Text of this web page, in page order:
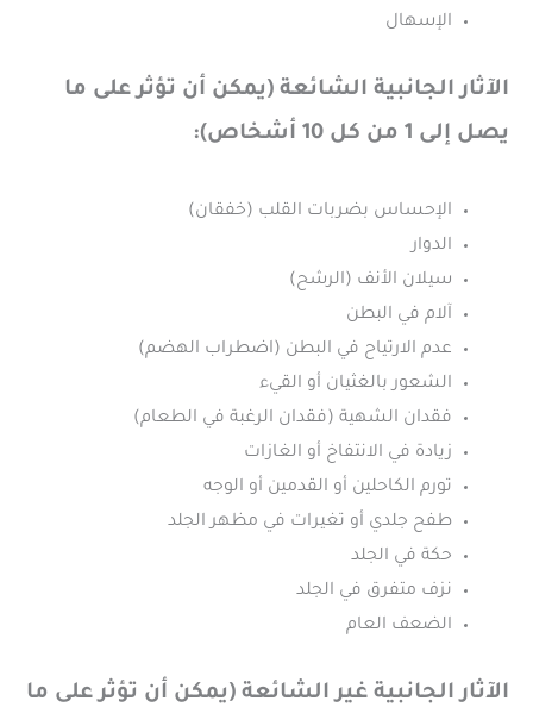
الإسهال
الآثار الجانبية الشائعة (يمكن أن تؤثر على ما
يصل إلى 1 من كل 10 أشخاص):
الإحساس بضربات القلب (خفقان)
الدوار
سيلان الأنف (الرشح)
آلام في البطن
عدم الارتياح في البطن (اضطراب الهضم)
الشعور بالغثيان أو القيء
فقدان الشهية (فقدان الرغبة في الطعام)
زيادة في الانتفاخ أو الغازات
تورم الكاحلين أو القدمين أو الوجه
طفح جلدي أو تغيرات في مظهر الجلد
حكة في الجلد
نزف متفرق في الجلد
الضعف العام
الآثار الجانبية غير الشائعة (يمكن أن تؤثر على ما